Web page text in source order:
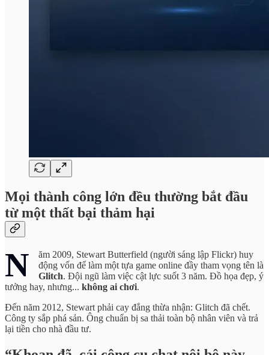
Mọi thành công lớn đều thường bắt đầu
từ một thất bại thảm hại
N
ăm 2009, Stewart Butterfield (người sáng lập Flickr) huy
động vốn để làm một tựa game online đầy tham vọng tên là
Glitch. Đội ngũ làm việc cật lực suốt 3 năm. Đồ họa đẹp, ý
tưởng hay, nhưng... không ai chơi.
Đến năm 2012, Stewart phải cay đắng thừa nhận: Glitch đã chết.
Công ty sắp phá sản. Ông chuẩn bị sa thải toàn bộ nhân viên và trả
lại tiền cho nhà đầu tư.